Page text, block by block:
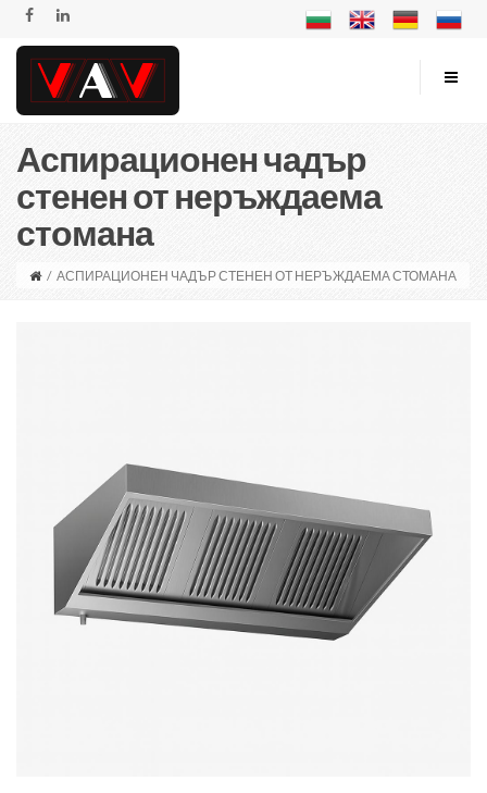
Аспирационен чадър
стенен от неръждаема
стомана
/ АСПИРАЦИОНЕН ЧАДЪР СТЕНЕН ОТ НЕРЪЖДАЕМА СТОМАНА